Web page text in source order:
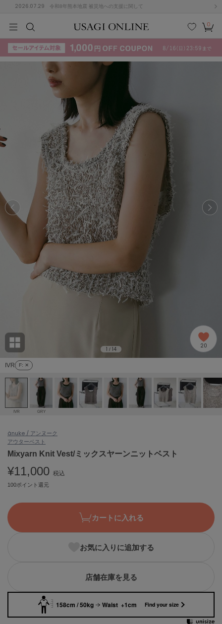
2026.07.29 令和8年熊本地震 被災地への支援に関して
検索
お気
に入
カー
ト
0
KIDSBABYBEAUTYLIFE STYLE
(715)
(570)
ームウェア (535)
(2005)
ョン雑貨 (865)
/ランジェリー (127)
(124)
KIDSBABYBEAUTYLIFE STYLE
L M
R U
Y
その
他
ACYM
アシーム
アディダス
adidas by Stella McCartney
アディダス バイ ステラマッカートニー
Ame no chi Hare
アメノチハレ
AMOMMA
アモマ
ánuans
アニュアンス
アンヌーク
ASICS
バレリット
BANDOLIER
ビヨンドクローゼット
IVR F: ✕
1 / 14 20
IVR GRY
ànuke / アンヌーク
アウターベスト
Mixyarn Knit Vest/ミックスヤーンニットベスト
¥11,000 税込
100ポイント還元
カートに入れる
お気に入りに追加する
店舗在庫を見る
158cm / 50kg Waist +1cm Find your size